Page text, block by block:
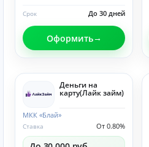
До 30 дней
Срок
Оформить
Деньги на
карту(Лайк займ)
МКК «Блай»
От 0.80%
Ставка